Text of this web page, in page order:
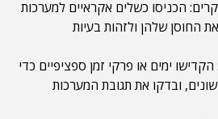
הכניסו כשלים אקראיים למערכות
החוסן שלהן ולזהות בעיות
ימים או פרקי זמן ספציפיים כדי
ובדקו את תגובת המערכות